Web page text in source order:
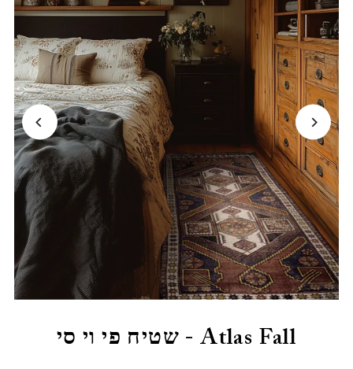
Atlas Fall - שטיח פי וי סי